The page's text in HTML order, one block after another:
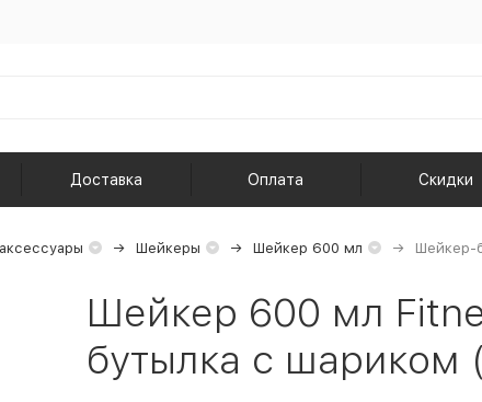
Доставка Оплата Скидки
Шейкеры Шейкер 600 мл Шейкер-
Шейкер 600 мл
бутылка с шариком